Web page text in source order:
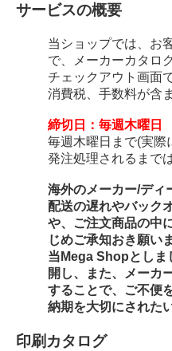
サービスの概要
当ショップでは、お
で、メーカーカタロ
チェックアウト画面
消費税、手数料が含
締切日：毎週木曜日
毎週木曜日まで(実際
発注処理されるまで
海外のメーカー/ディ
配送の遅れやバック
や、ご注文商品の中
じめご承知おき願い
当Mega Shopとしま
開し、また、メーカ
することで、ご不便
納期を大切にされた
印刷カタログ